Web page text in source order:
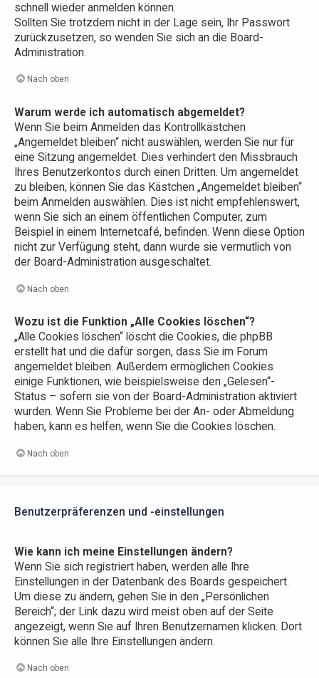
schnell wieder anmelden können.
Sollten Sie trotzdem nicht in der Lage sein, Ihr Passwort
zurückzusetzen, so wenden Sie sich an die Board-
Administration.
Nach oben
Warum werde ich automatisch abgemeldet?
Wenn Sie beim Anmelden das Kontrollkästchen
„Angemeldet bleiben“ nicht auswählen, werden Sie nur für
eine Sitzung angemeldet. Dies verhindert den Missbrauch
Ihres Benutzerkontos durch einen Dritten. Um angemeldet
zu bleiben, können Sie das Kästchen „Angemeldet bleiben“
beim Anmelden auswählen. Dies ist nicht empfehlenswert,
wenn Sie sich an einem öffentlichen Computer, zum
Beispiel in einem Internetcafé, befinden. Wenn diese Option
nicht zur Verfügung steht, dann wurde sie vermutlich von
der Board-Administration ausgeschaltet.
Nach oben
Wozu ist die Funktion „Alle Cookies löschen“?
„Alle Cookies löschen“ löscht die Cookies, die phpBB
erstellt hat und die dafür sorgen, dass Sie im Forum
angemeldet bleiben. Außerdem ermöglichen Cookies
einige Funktionen, wie beispielsweise den „Gelesen“-
Status – sofern sie von der Board-Administration aktiviert
wurden. Wenn Sie Probleme bei der An- oder Abmeldung
haben, kann es helfen, wenn Sie die Cookies löschen.
Nach oben
Benutzerpräferenzen und -einstellungen
Wie kann ich meine Einstellungen ändern?
Wenn Sie sich registriert haben, werden alle Ihre
Einstellungen in der Datenbank des Boards gespeichert.
Um diese zu ändern, gehen Sie in den „Persönlichen
Bereich“; der Link dazu wird meist oben auf der Seite
angezeigt, wenn Sie auf Ihren Benutzernamen klicken. Dort
können Sie alle Ihre Einstellungen ändern.
Nach oben